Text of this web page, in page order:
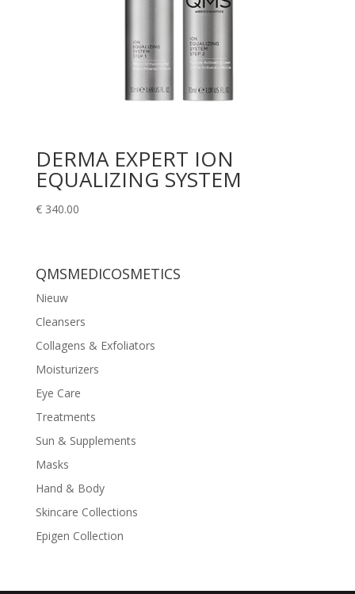
DERMA EXPERT ION
EQUALIZING SYSTEM
€340.00
QMSMEDICOSMETICS
Nieuw
Cleansers
Collagens & Exfoliators
Moisturizers
Eye Care
Treatments
Sun & Supplements
Masks
Hand & Body
Skincare Collections
Epigen Collection